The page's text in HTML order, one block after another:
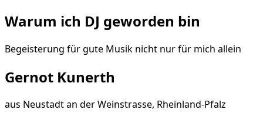
Warum ich DJ geworden bin
Begeisterung für gute Musik nicht nur für mich allein
Gernot Kunerth
aus Neustadt an der Weinstrasse, Rheinland-Pfalz